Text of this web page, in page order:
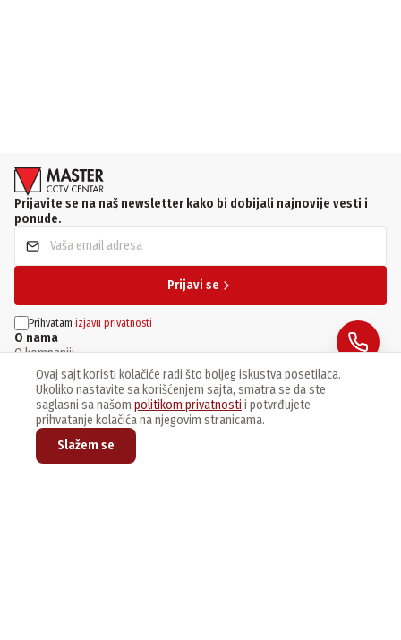
Prijavite se na naš newsletter kako bi dobijali najnovije vesti i
ponude.
Prijavi se
Prihvatam izjavu privatnosti
O nama
O kompaniji
Lokacije
Zaposlenje
Aktuelnosti
Usluge
Preuzimanje softvera
Tehnička podrška
Kupovina
Ovaj sajt koristi kolačiće radi što boljeg iskustva posetilaca.
Ukoliko nastavite sa korišćenjem sajta, smatra se da ste
saglasni sa našom politikom privatnosti i potvrđujete
prihvatanje kolačića na njegovim stranicama.
Slažem se